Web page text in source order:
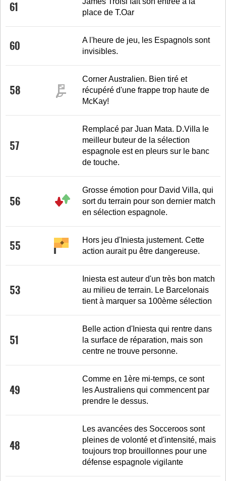
61
place de T.Oar
60
A l'heure de jeu, les Espagnols sont
invisibles.
58
Corner Australien. Bien tiré et
récupéré d'une frappe trop haute de
McKay!
57
Remplacé par Juan Mata. D.Villa le
meilleur buteur de la sélection
espagnole est en pleurs sur le banc
de touche.
56
Grosse émotion pour David Villa, qui
sort du terrain pour son dernier match
en sélection espagnole.
55
Hors jeu d'Iniesta justement. Cette
action aurait pu être dangereuse.
53
Iniesta est auteur d'un très bon match
au milieu de terrain. Le Barcelonais
tient à marquer sa 100ème sélection
51
Belle action d'Iniesta qui rentre dans
la surface de réparation, mais son
centre ne trouve personne.
49
Comme en 1ère mi-temps, ce sont
les Australiens qui commencent par
prendre le dessus.
48
Les avancées des Socceroos sont
pleines de volonté et d'intensité, mais
toujours trop brouillonnes pour une
défense espagnole vigilante